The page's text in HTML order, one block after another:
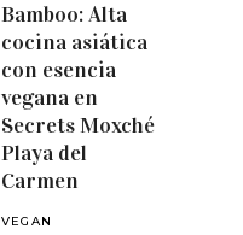
Bamboo: Alta
cocina asiática
con esencia
vegana en
Secrets Moxché
Playa del
Carmen
VEGAN